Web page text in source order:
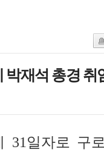
박재석 총경 취
31일자로 구